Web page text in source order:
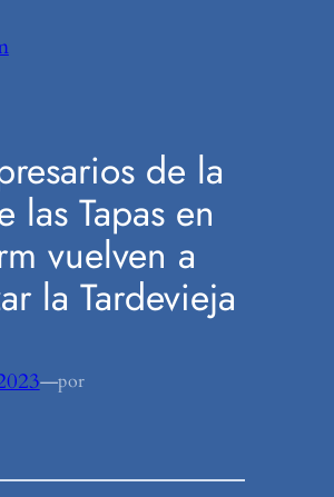
de la
las Tapas en
vuelven a
la Tardevieja
—por